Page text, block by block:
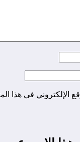
الإلكتروني في هذا